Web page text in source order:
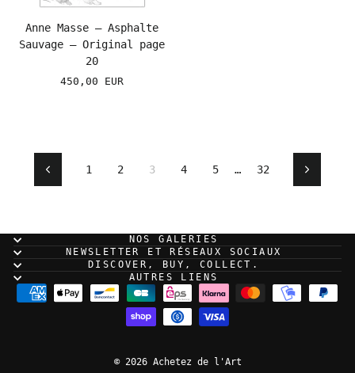
Anne Masse – Asphalte
Sauvage – Original page
20
450,00 EUR
Previous
1 2 3 4 5 … 32 Next
NOS GALERIES
NEWSLETTER ET RÉSEAUX SOCIAUX
DISCOVER, BUY, COLLECT.
AUTRES LIENS
© 2026 Achetez de l'Art